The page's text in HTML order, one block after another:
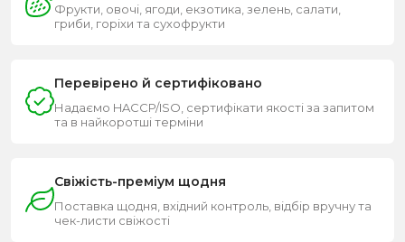
Фрукти, овочі, ягоди, екзотика, зелень, салати,
гриби, горіхи та сухофрукти
Перевірено й сертифіковано
Надаємо HACCP/ISO, сертифікати якості за запитом
та в найкоротші терміни
Свіжість-преміум щодня
Поставка щодня, вхідний контроль, відбір вручну та
чек-листи свіжості